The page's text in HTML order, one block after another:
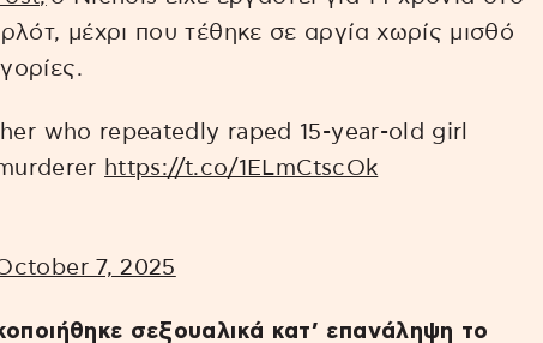
μέχρι που τέθηκε σε αργία χωρίς μισθό
who repeatedly raped 15-year-old girl
https://t.co/1ELmCtscOk
7, 2025
σεξουαλικά κατ’ επανάληψη το